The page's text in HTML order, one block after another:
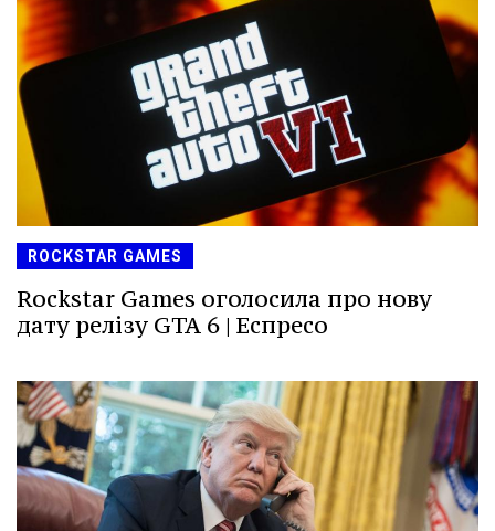
ROCKSTAR GAMES
Rockstar Games оголосила про нову
дату релізу GTA 6 | Еспресо